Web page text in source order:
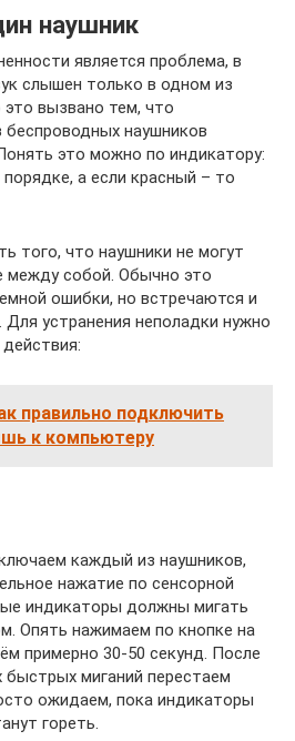
наушник
является проблема, в
слышен только в одном из
вызвано тем, что
беспроводных наушников
это можно по индикатору:
а если красный – то
того, что наушники не могут
между собой. Обычно это
ошибки, но встречаются и
Для устранения неполадки нужно
правильно подключить
к компьютеру
каждый из наушников,
нажатие по сенсорной
индикаторы должны мигать
Опять нажимаем по кнопке на
примерно 30-50 секунд. После
быстрых миганий перестаем
ожидаем, пока индикаторы
гореть.